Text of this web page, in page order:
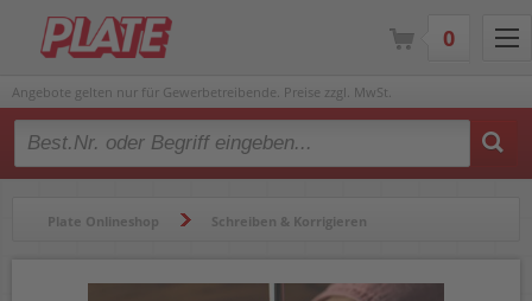
Angebote gelten nur für Gewerbetreibende. Preise zzgl. MwSt.
Type 2 or more characters for results.
Plate Onlineshop Schreiben & Korrigieren
0